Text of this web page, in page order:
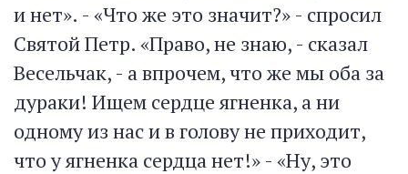
и нет». - «Что же это значит?» - спросил
Святой Петр. «Право, не знаю, - сказал
Весельчак, - а впрочем, что же мы оба за
дураки! Ищем сердце ягненка, а ни
одному из нас и в голову не приходит,
что у ягненка сердца нет!» - «Ну, это